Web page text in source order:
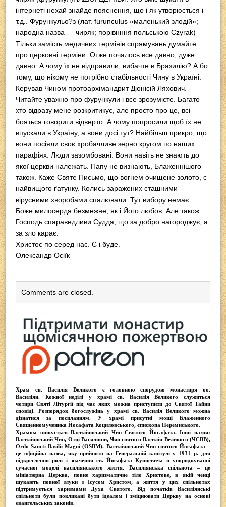
інтернеті нехай знайде пояснення, що і як утворюється і
т.д.. Фурункульо?з (лат. furunculus «маленький злодій»;
народна назва — чиряк; порівнння польською Czyrak)
Тільки замість медичних термінів спрямувань думайте
про церковні терміни. Отже почалось все давно, дуже
давно. А чому їх не відправили, вибачте в Бразилію? А бо
тому, що нікому не потрібно стабільності Чину в Україні.
Керував Чином протоархімандрит Діонісій Ляхович.
Читайте уважно про фурункули і все зрозумієте. Багато
хто відразу мене розкритикує, але просто про це, всі
бояться говорити відверто. А чому попросили щоб їх не
впускали в Україну, а вони досі тут? Найбільш прикро, що
вони посіяли своє хробачливе зерно кругом по наших
парафіях. Люди зазомбовані. Вони навіть не знають до
якої церкви належать. Папу не визнають, Блаженнішого
також. Каже Святе Письмо, що вогнем очищене золото, є
найвищого ґатунку. Колись заражених сташними
вірусними хворобами спалювали. Тут вибору немає.
Боже милосердя безмежне, як і Його любов. Але також
Господь спараведливи Суддя, що за добро нагороджує, а
за зло карає.
Христос по серед нас. Є і буде.
Олександр Осіїк
Comments are closed.
Храм св. Василія Великого є головною спорудою монастиря оо.
Василіян. Кожної неділі у храмі св. Василія Великого служиться
чотириСвяті Літургії під час яких можна приступити до Святої Тайни
сповіді.Розпорядок богослужінь у храмі св. Василія Великого можна
дізнатися за посиланням. У храмі присутні мощі Блаженного
Священномученика Йосафата Коциловського, єпископа Перемиського.
Храмом опікуєтьсяВасиліянський Чин Святого Йосафата. Інші назви:
Василіянський Чин, Отці Василіяни, Чин святого Василія Великого (ЧСВВ),
Ordо Sancti Basilii Magni (OSBM). Василіянський Чин святого Йосафата –
це офіційна назва, яку прийнято на Генеральній капітулі у 1931 р. для
підкреслення ролі і значення св. Йосафата Кунцевича в упорядкуванні
сучасної моделі василіянського життя. Василіянська спільнота – це
мініатюрна Церква, повне харизматичне тіло Христове, в якій ченці
шукають повної злуки з Iсусом Христом, а життя у цих спільнотах
підтримується харизмами Духа Святого. Від початків Василіянські
спільноти були покликані бути ідеалом і зміцнювати Церкву на основі
євангельських законів.